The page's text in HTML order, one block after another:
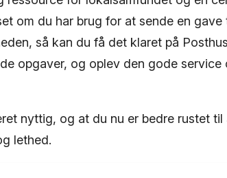
om du har brug for at sende en gave
så kan du få det klaret på
opgaver, og oplev den gode service
nyttig, og at du nu er bedre rustet til
lethed.